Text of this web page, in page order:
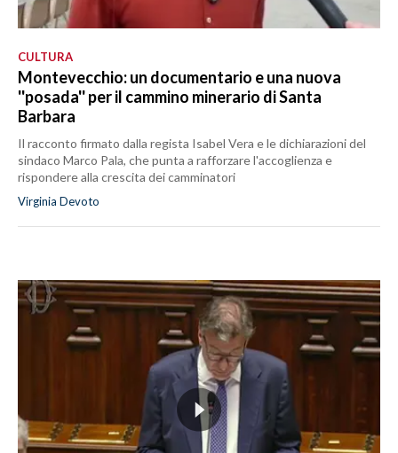
CULTURA
Montevecchio: un documentario e una nuova
''posada'' per il cammino minerario di Santa
Barbara
Il racconto firmato dalla regista Isabel Vera e le dichiarazioni del
sindaco Marco Pala, che punta a rafforzare l'accoglienza e
rispondere alla crescita dei camminatori
Virginia Devoto